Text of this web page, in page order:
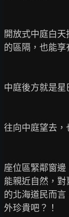
開放式中庭白
的區隔，也能享
中庭後方就是星
往向中庭望去，
座位區緊鄰窗
能親近自然，
的北海道民而
外珍貴吧？！